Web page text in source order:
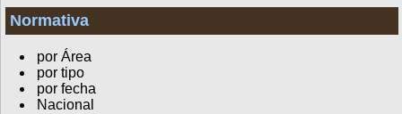
Normativa
por Área
por tipo
por fecha
Nacional